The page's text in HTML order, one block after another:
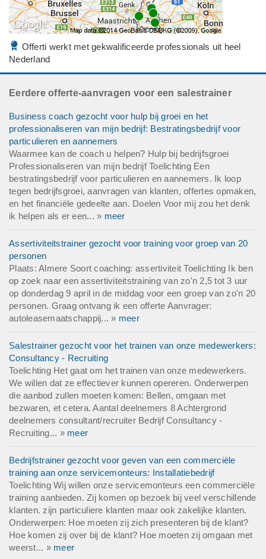
Offerti werkt met gekwalificeerde professionals uit heel
Nederland
Eerdere offerte-aanvragen voor een salestrainer
Business coach gezocht voor hulp bij groei en het
professionaliseren van mijn bedrijf: Bestratingsbedrijf voor
particulieren en aannemers
Waarmee kan de coach u helpen? Hulp bij bedrijfsgroei
Professionaliseren van mijn bedrijf Toelichting Een
bestratingsbedrijf voor particulieren en aannemers. Ik loop
tegen bedrijfsgroei, aanvragen van klanten, offertes opmaken,
en het financiële gedeelte aan. Doelen Voor mij zou het denk
ik helpen als er een... » meer
Assertiviteitstrainer gezocht voor training voor groep van 20
personen
Plaats: Almere Soort coaching: assertiviteit Toelichting Ik ben
op zoek naar een assertiviteitstraining van zo'n 2,5 tot 3 uur
op donderdag 9 april in de middag voor een groep van zo'n 20
personen. Graag ontvang ik een offerte Aanvrager:
autoleasemaatschappij... » meer
Salestrainer gezocht voor het trainen van onze medewerkers:
Consultancy - Recruiting
Toelichting Het gaat om het trainen van onze medewerkers.
We willen dat ze effectiever kunnen opereren. Onderwerpen
die aanbod zullen moeten komen: Bellen, omgaan met
bezwaren, et cetera. Aantal deelnemers 8 Achtergrond
deelnemers consultant/recruiter Bedrijf Consultancy -
Recruiting... » meer
Bedrijfstrainer gezocht voor geven van een commerciële
training aan onze servicemonteurs: Installatiebedrijf
Toelichting Wij willen onze servicemonteurs een commerciële
training aanbieden. Zij komen op bezoek bij veel verschillende
klanten. zijn particuliere klanten maar ook zakelijke klanten.
Onderwerpen: Hoe moeten zij zich presenteren bij de klant?
Hoe komen zij over bij de klant? Hoe moeten zij omgaan met
weerst... » meer